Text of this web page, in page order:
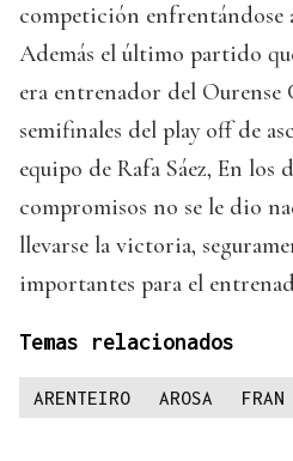
competición enfrentándose
Además el último partido
era entrenador del Ourense
semifinales del play off de
equipo de Rafa Sáez, En los
compromisos no se le dio
llevarse la victoria,
importantes para el
Temas relacionados
ARENTEIRO AROSA